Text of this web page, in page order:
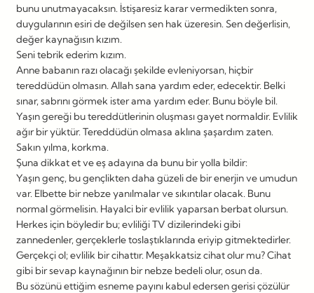
bunu unutmayacaksın. İstişaresiz karar vermedikten sonra,
duygularının esiri de değilsen sen hak üzeresin. Sen değerlisin,
değer kaynağısın kızım.
Seni tebrik ederim kızım.
Anne babanın razı olacağı şekilde evleniyorsan, hiçbir
tereddüdün olmasın. Allah sana yardım eder, edecektir. Belki
sınar, sabrını görmek ister ama yardım eder. Bunu böyle bil.
Yaşın gereği bu tereddütlerinin oluşması gayet normaldir. Evlilik
ağır bir yüktür. Tereddüdün olmasa aklına şaşardım zaten.
Sakın yılma, korkma.
Şuna dikkat et ve eş adayına da bunu bir yolla bildir:
Yaşın genç, bu gençlikten daha güzeli de bir enerjin ve umudun
var. Elbette bir nebze yanılmalar ve sıkıntılar olacak. Bunu
normal görmelisin. Hayalci bir evlilik yaparsan berbat olursun.
Herkes için böyledir bu; evliliği TV dizilerindeki gibi
zannedenler, gerçeklerle toslaştıklarında eriyip gitmektedirler.
Gerçekçi ol; evlilik bir cihattır. Meşakkatsiz cihat olur mu? Cihat
gibi bir sevap kaynağının bir nebze bedeli olur, osun da.
Bu sözünü ettiğim esneme payını kabul edersen gerisi çözülür